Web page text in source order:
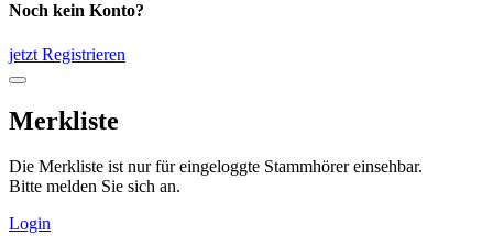
Noch kein Konto?
jetzt Registrieren
Merkliste
Die Merkliste ist nur für eingeloggte Stammhörer einsehbar.
Bitte melden Sie sich an.
Login